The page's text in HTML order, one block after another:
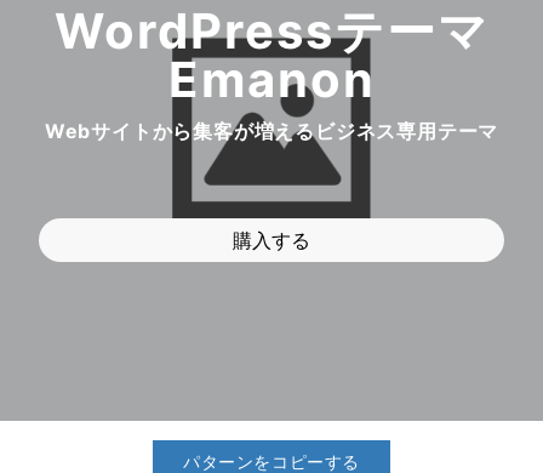
WordPressテーマ
Emanon
Webサイトから集客が増えるビジネス専用テーマ
購入する
パターンをコピーする